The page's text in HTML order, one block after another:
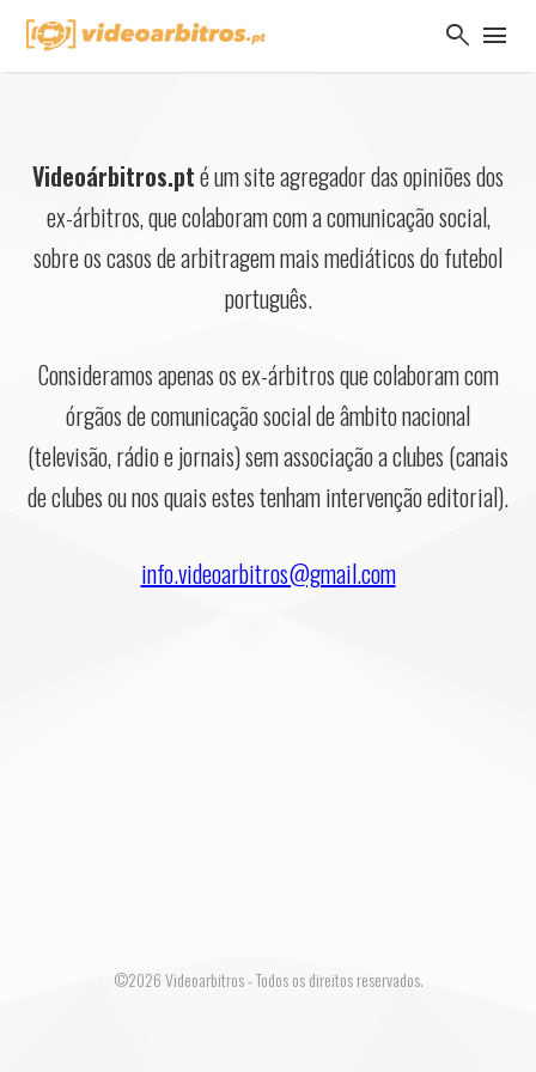
search menu
Videoárbitros.pté um site agregador das opiniões dos
ex-árbitros, que colaboram com a comunicação social,
sobre os casos de arbitragem mais mediáticos do futebol
português.
Consideramos apenas os ex-árbitros que colaboram com
órgãos de comunicação social de âmbito nacional
(televisão, rádio e jornais) sem associação a clubes (canais
de clubes ou nos quais estes tenham intervenção editorial).
info.videoarbitros@gmail.com
©2026 Videoarbitros - Todos os direitos reservados.